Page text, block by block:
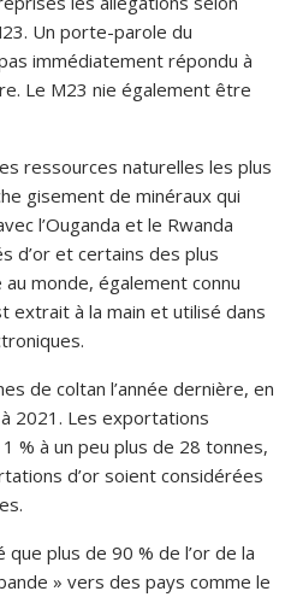
Un porte-parole du
immédiatement répondu à
Le M23 nie également être
ressources naturelles les plus
gisement de minéraux qui
l’Ouganda et le Rwanda
d’or et certains des plus
monde, également connu
extrait à la main et utilisé dans
de coltan l’année dernière, en
2021. Les exportations
% à un peu plus de 28 tonnes,
d’or soient considérées
plus de 90 % de l’or de la
» vers des pays comme le